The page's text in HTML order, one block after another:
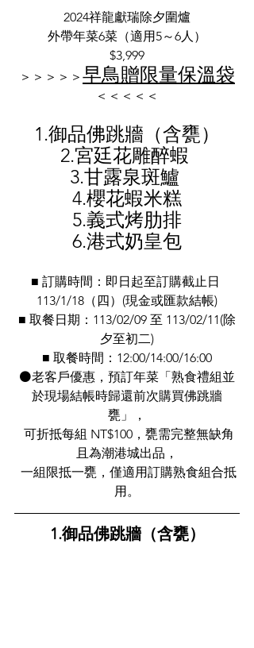
2024祥龍獻瑞除夕圍爐
外帶年菜6菜（適用5～6人）
$3,999
＞＞＞＞＞ 早鳥贈限量保溫袋
＜＜＜＜＜
1.御品佛跳牆（含甕）
2.宮廷花雕醉蝦
3.甘露泉斑鱸
4.櫻花蝦米糕
5.義式烤肋排
6.港式奶皇包
■ 訂購時間：即日起至訂購截止日
113/1/18（四）(現金或匯款結帳)
■ 取餐日期：113/02/09 至 113/02/11(除
夕至初二)
■ 取餐時間：12:00/14:00/16:00
⚫老客戶優惠，預訂年菜「熟食禮組並
於現場結帳時歸還前次購買佛跳牆
甕」，
且為潮港城出品，
用。
1.御品佛跳牆（含甕）